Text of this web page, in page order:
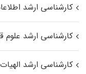
کارشناسی ارشد
کارشناسی ارشد
کارشناسی ارشد